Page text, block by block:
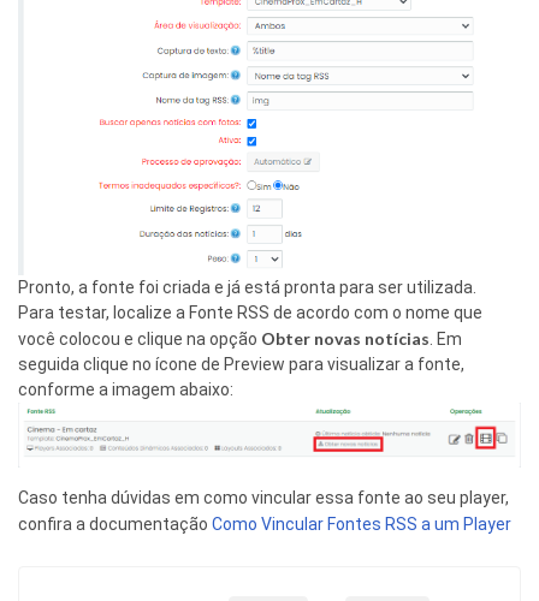
Pronto, a fonte foi criada e já está pronta para ser utilizada.
Para testar, localize a Fonte RSS de acordo com o nome que
você colocou e clique na opção Obter novas notícias . Em
seguida clique no ícone de Preview para visualizar a fonte,
conforme a imagem abaixo:
Caso tenha dúvidas em como vincular essa fonte ao seu player,
confira a documentação Como Vincular Fontes RSS a um Player